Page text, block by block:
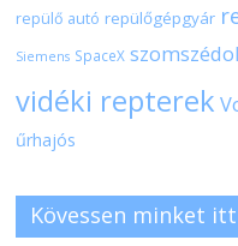
repülő autó repülőgépgyár
Siemens SpaceX
vidéki repterek
űrhajós
Kövessen minket